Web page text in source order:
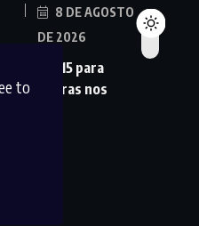
to
8 DE AGOSTO
DE 2026
até o dia 15 para
nos